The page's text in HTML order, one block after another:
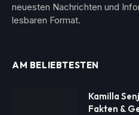
neuesten Nachrichten und
lesbaren Format.
AM BELIEBTESTEN
Kamilla
Fakten &